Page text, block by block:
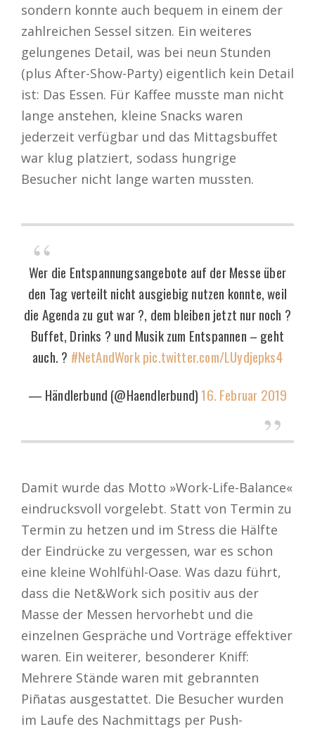
sondern konnte auch bequem in einem der
zahlreichen Sessel sitzen. Ein weiteres
gelungenes Detail, was bei neun Stunden
(plus After-Show-Party) eigentlich kein Detail
ist: Das Essen. Für Kaffee musste man nicht
lange anstehen, kleine Snacks waren
jederzeit verfügbar und das Mittagsbuffet
war klug platziert, sodass hungrige
Besucher nicht lange warten mussten.
Wer die Entspannungsangebote auf der Messe über
den Tag verteilt nicht ausgiebig nutzen konnte, weil
die Agenda zu gut war ?, dem bleiben jetzt nur noch ?
Buffet, Drinks ? und Musik zum Entspannen – geht
auch. ? #NetAndWorkpic.twitter.com/LUydjepks4
— Händlerbund (@Haendlerbund)16. Februar 2019
Damit wurde das Motto »Work-Life-Balance«
eindrucksvoll vorgelebt. Statt von Termin zu
Termin zu hetzen und im Stress die Hälfte
der Eindrücke zu vergessen, war es schon
eine kleine Wohlfühl-Oase. Was dazu führt,
dass die Net&Work sich positiv aus der
Masse der Messen hervorhebt und die
einzelnen Gespräche und Vorträge effektiver
waren. Ein weiterer, besonderer Kniff:
Mehrere Stände waren mit gebrannten
Piñatas ausgestattet. Die Besucher wurden
im Laufe des Nachmittags per Push-